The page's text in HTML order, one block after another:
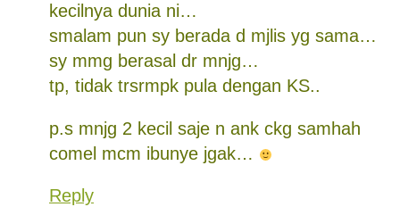
kecilnya dunia ni…
smalam pun sy berada d mjlis yg sama…
sy mmg berasal dr mnjg…
tp, tidak trsrmpk pula dengan KS..
p.s mnjg 2 kecil saje n ank ckg samhah
comel mcm ibunye jgak…
Reply